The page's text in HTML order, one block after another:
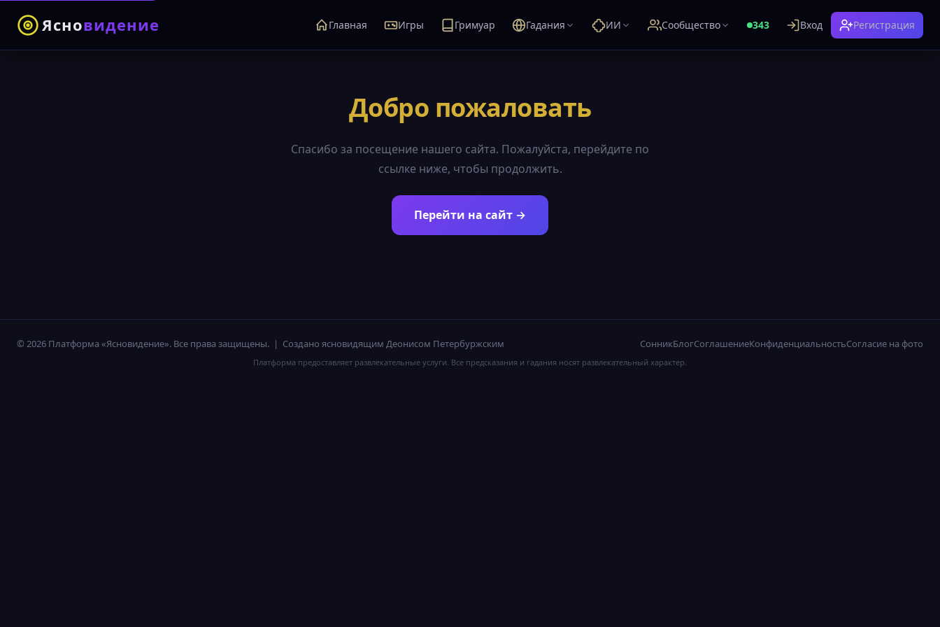
Ясновидение Главная Игры Гримуар Гадания ИИ Сообщество 343 Вход Регистрация
Добро пожаловать
Спасибо за посещение нашего сайта. Пожалуйста, перейдите по
ссылке ниже, чтобы продолжить.
Перейти на сайт →
© 2026 Платформа «Ясновидение». Все права защищены. | Создано ясновидящим Деонисом Петербуржским СонникБлогСоглашениеКонфиденциальностьСогласие на фото
Платформа предоставляет развлекательные услуги. Все предсказания и гадания носят развлекательный характер.